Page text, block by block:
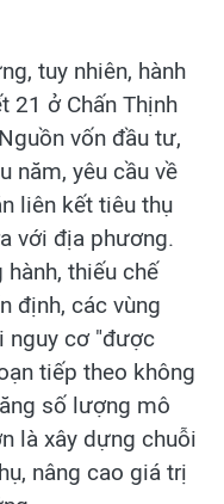
tuy nhiên, hành
21 ở Chấn Thịnh
vốn đầu tư,
năm, yêu cầu về
liên kết tiêu thụ
với địa phương.
thiếu chế
định, các vùng
nguy cơ "được
tiếp theo không
số lượng mô
là xây dựng chuỗi
nâng cao giá trị